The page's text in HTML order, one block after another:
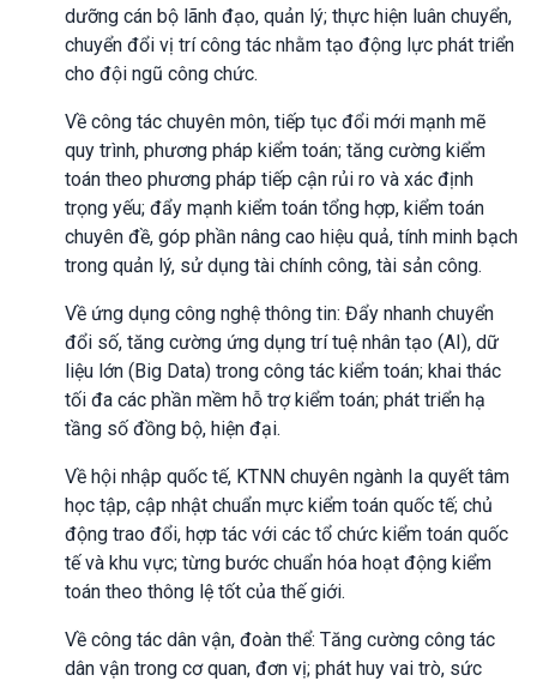
dưỡng cán bộ lãnh đạo, quản lý; thực hiện luân chuyển,
chuyển đổi vị trí công tác nhằm tạo động lực phát triển
cho đội ngũ công chức.
Về công tác chuyên môn, tiếp tục đổi mới mạnh mẽ
quy trình, phương pháp kiểm toán; tăng cường kiểm
toán theo phương pháp tiếp cận rủi ro và xác định
trọng yếu; đẩy mạnh kiểm toán tổng hợp, kiểm toán
chuyên đề, góp phần nâng cao hiệu quả, tính minh bạch
trong quản lý, sử dụng tài chính công, tài sản công.
Về ứng dụng công nghệ thông tin: Đẩy nhanh chuyển
đổi số, tăng cường ứng dụng trí tuệ nhân tạo (AI), dữ
liệu lớn (Big Data) trong công tác kiểm toán; khai thác
tối đa các phần mềm hỗ trợ kiểm toán; phát triển hạ
tầng số đồng bộ, hiện đại.
Về hội nhập quốc tế, KTNN chuyên ngành Ia quyết tâm
học tập, cập nhật chuẩn mực kiểm toán quốc tế; chủ
động trao đổi, hợp tác với các tổ chức kiểm toán quốc
tế và khu vực; từng bước chuẩn hóa hoạt động kiểm
toán theo thông lệ tốt của thế giới.
Về công tác dân vận, đoàn thể: Tăng cường công tác
dân vận trong cơ quan, đơn vị; phát huy vai trò, sức